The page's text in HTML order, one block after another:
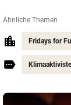
Ähnliche Themen
Fridays for